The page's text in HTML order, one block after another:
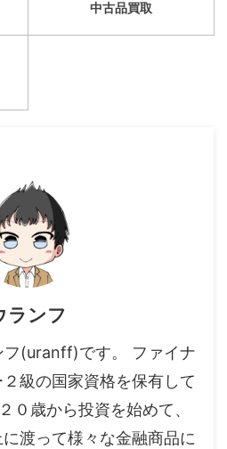
中古品買取
ランフ
フ(uranff)です。 ファイナ
級の国家資格を保有して
０歳から投資を始めて、
渡って様々な金融商品に